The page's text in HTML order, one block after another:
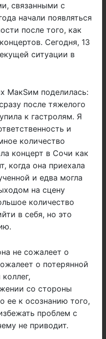
связанными с
начали появляться
после того, как
Сегодня, 13
ситуации в
МакSим поделилась:
после тяжелого
к гастролям. Я
и
количество
концерт в Сочи как
когда она приехала
и едва могла
на сцену
количество
в себя, но это
не сожалеет о
о потерянной
со стороны
ее к осознанию того,
проблем с
не приводит.